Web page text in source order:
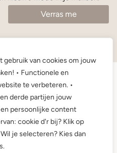
gebruik van cookies om jouw
• Functionele en
te verbeteren. •
derde partijen jouw
persoonlijke content
cookie d'r bij? Klik op
je selecteren? Kies dan